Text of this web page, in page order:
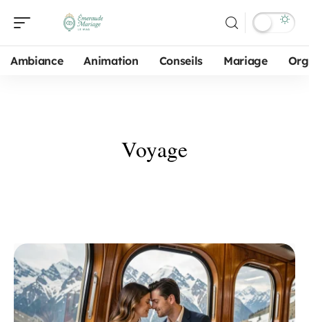
Ambiance Animation Conseils Mariage
Voyage